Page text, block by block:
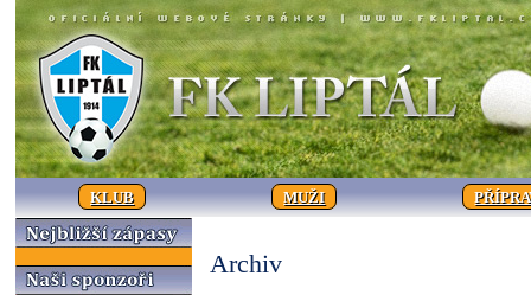
KLUB MUŽI
Archiv